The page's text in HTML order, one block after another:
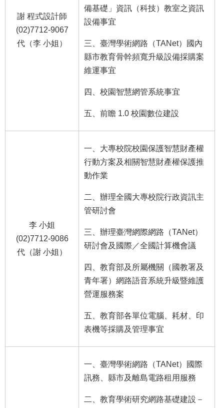
謝 程式設計師
(02)7712-9067
代（李 小姐）
備基礎」資訊（科技）教室之資訊
設備事宜
三、臺灣學術網路（TANet）國內
縣市教育骨幹頻寬升級設備採購案
維運事宜
四、校園智慧網管系統事宜
五、前瞻 1.0 校園數位建設
李 小姐
(02)7712-9086
代（謝 小姐）
一、大專校院校園保護智慧財產權
行動方案及相關智慧財產權保護推
動作業
二、辦理全國大專校院行政資訊主
管研討會
三、辦理臺灣網際網路（TANet）
研討會及國際／全國計算機會議
四、教育部及所屬機關（國教署及
青年署）網路語音系統升級暨維護
營運服務案
五、教育部各單位電腦、耗材、印
表機等採購及管理事宜
一、臺灣學術網路（TANet）國際
訊務、縣市及離島電路租用服務
二、教育學術研究網路基礎建設－